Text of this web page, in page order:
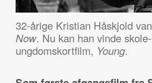
32-årige Kristian Håskjold
Now. Nu kan han vinde
ungdomskortfilm, Young.